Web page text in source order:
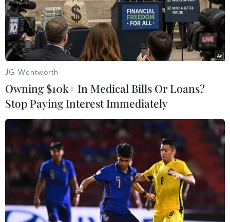
Tổng Bí thư, Chủ tịch nước
tiếp Chánh án Toà án nhân dân tối
cao Lào
mẫu về kỷ luật, liêm chính, trách
nhiệm công vụ
27/07/2026 14:26
Tổng Bí thư, Chủ tịch nước
Tô Lâm làm việc với Ban Thường vụ
Đảng ủy Thanh tra Chính phủ
JG Wentworth
Owning $10k+ In Medical Bills Or Loans?
Stop Paying Interest Immediately